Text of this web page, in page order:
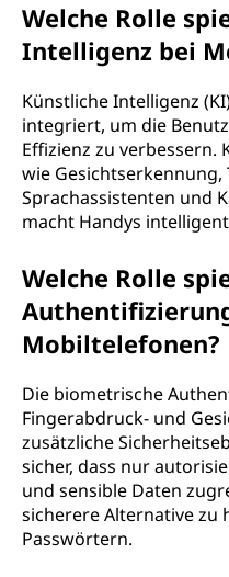
Welche Rolle
Intelligenz bei
Künstliche Intelligenz
integriert, um die
Effizienz zu verbessern.
wie Gesichtserkennung,
Sprachassistenten und
macht Handys
Welche Rolle
Mobiltelefonen?
Die biometrische
Fingerabdruck- und
zusätzliche
sicher, dass nur
und sensible Daten
sicherere Alternative zu
Passwörtern.